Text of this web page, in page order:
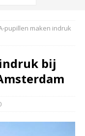
pupillen maken indruk
bij